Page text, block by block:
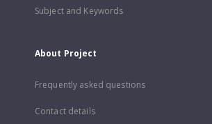
Subject and Keywords
About Project
Frequently asked questions
Contact details